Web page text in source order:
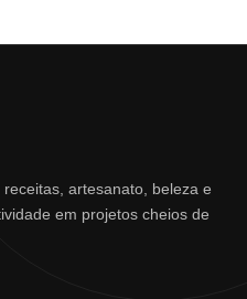
artesanato, beleza e
em projetos cheios de